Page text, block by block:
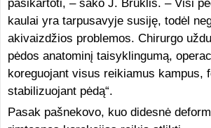
pasikartoti, – sako J. Brūklis. – Visi
kaulai yra tarpusavyje susiję, todėl
akivaizdžios problemos. Chirurgo
pėdos anatominį taisyklingumą,
koreguojant visus reikiamus kampus,
stabilizuojant pėdą“.
Pasak pašnekovo, kuo didesnė